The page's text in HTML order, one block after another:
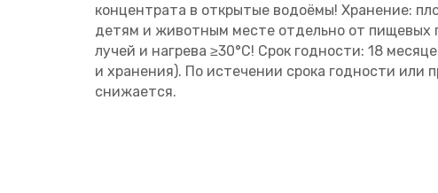
концентрата в открытые водоёмы! Хранение:
детям и животным месте отдельно от пищевых
лучей и нагрева ≥30°С! Срок годности: 18
и хранения). По истечении срока годности или
снижается.